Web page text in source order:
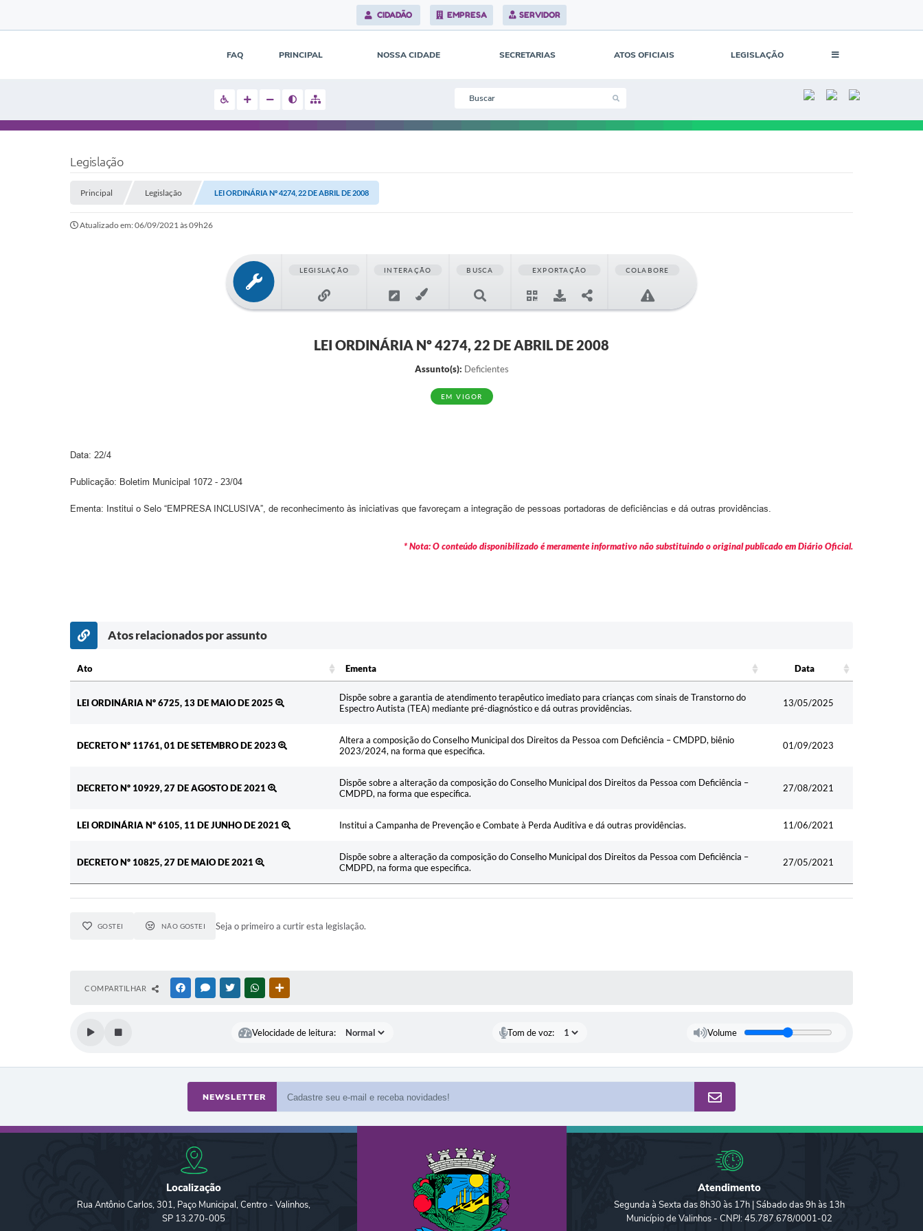
CIDADÃO EMPRESA SERVIDOR
FAQ PRINCIPAL NOSSA CIDADE SECRETARIAS ATOS OFICIAIS LEGISLAÇÃO
Legislação
Principal Legislação LEI ORDINÁRIA Nº 4274, 22 DE ABRIL DE 2008
Atualizado em: 06/09/2021 às 09h26
LEGISLAÇÃO INTERAÇÃO BUSCA EXPORTAÇÃO COLABORE
LEI ORDINÁRIA Nº 4274, 22 DE ABRIL DE 2008
Assunto(s): Deficientes
EM VIGOR
Data: 22/4
Publicação: Boletim Municipal 1072 - 23/04
Ementa: Institui o Selo “EMPRESA INCLUSIVA”, de reconhecimento às iniciativas que favoreçam a integração de pessoas portadoras de deficiências e dá outras providências.
* Nota: O conteúdo disponibilizado é meramente informativo não substituindo o original publicado em Diário Oficial.
Atos relacionados por assunto
Ato Ementa
Data
LEI ORDINÁRIA Nº 6725, 13 DE MAIO DE 2025
Dispõe sobre a garantia de atendimento terapêutico imediato para crianças com sinais de Transtorno do
Espectro Autista (TEA) mediante pré-diagnóstico e dá outras providências.
13/05/2025
DECRETO Nº 11761, 01 DE SETEMBRO DE 2023
Altera a composição do Conselho Municipal dos Direitos da Pessoa com Deficiência – CMDPD, biênio
2023/2024, na forma que especifica.
01/09/2023
DECRETO Nº 10929, 27 DE AGOSTO DE 2021
Dispõe sobre a alteração da composição do Conselho Municipal dos Direitos da Pessoa com Deficiência –
CMDPD, na forma que especifica.
27/08/2021
LEI ORDINÁRIA Nº 6105, 11 DE JUNHO DE 2021 Institui a Campanha de Prevenção e Combate à Perda Auditiva e dá outras providências. 11/06/2021
DECRETO Nº 10825, 27 DE MAIO DE 2021
Dispõe sobre a alteração da composição do Conselho Municipal dos Direitos da Pessoa com Deficiência –
CMDPD, na forma que especifica.
27/05/2021
GOSTEI NÃO GOSTEI Seja o primeiro a curtir esta legislação.
COMPARTILHAR FACEBOOKMESSENGER
TWITTERWHATSAPP
Velocidade de leitura: Tom de voz: Volume
NEWSLETTER
Localização
Rua Antônio Carlos, 301, Paço Municipal, Centro - Valinhos,
SP 13.270-005
Atendimento
Segunda à Sexta das 8h30 às 17h | Sábado das 9h às 13h
Município de Valinhos - CNPJ: 45.787.678/0001-02